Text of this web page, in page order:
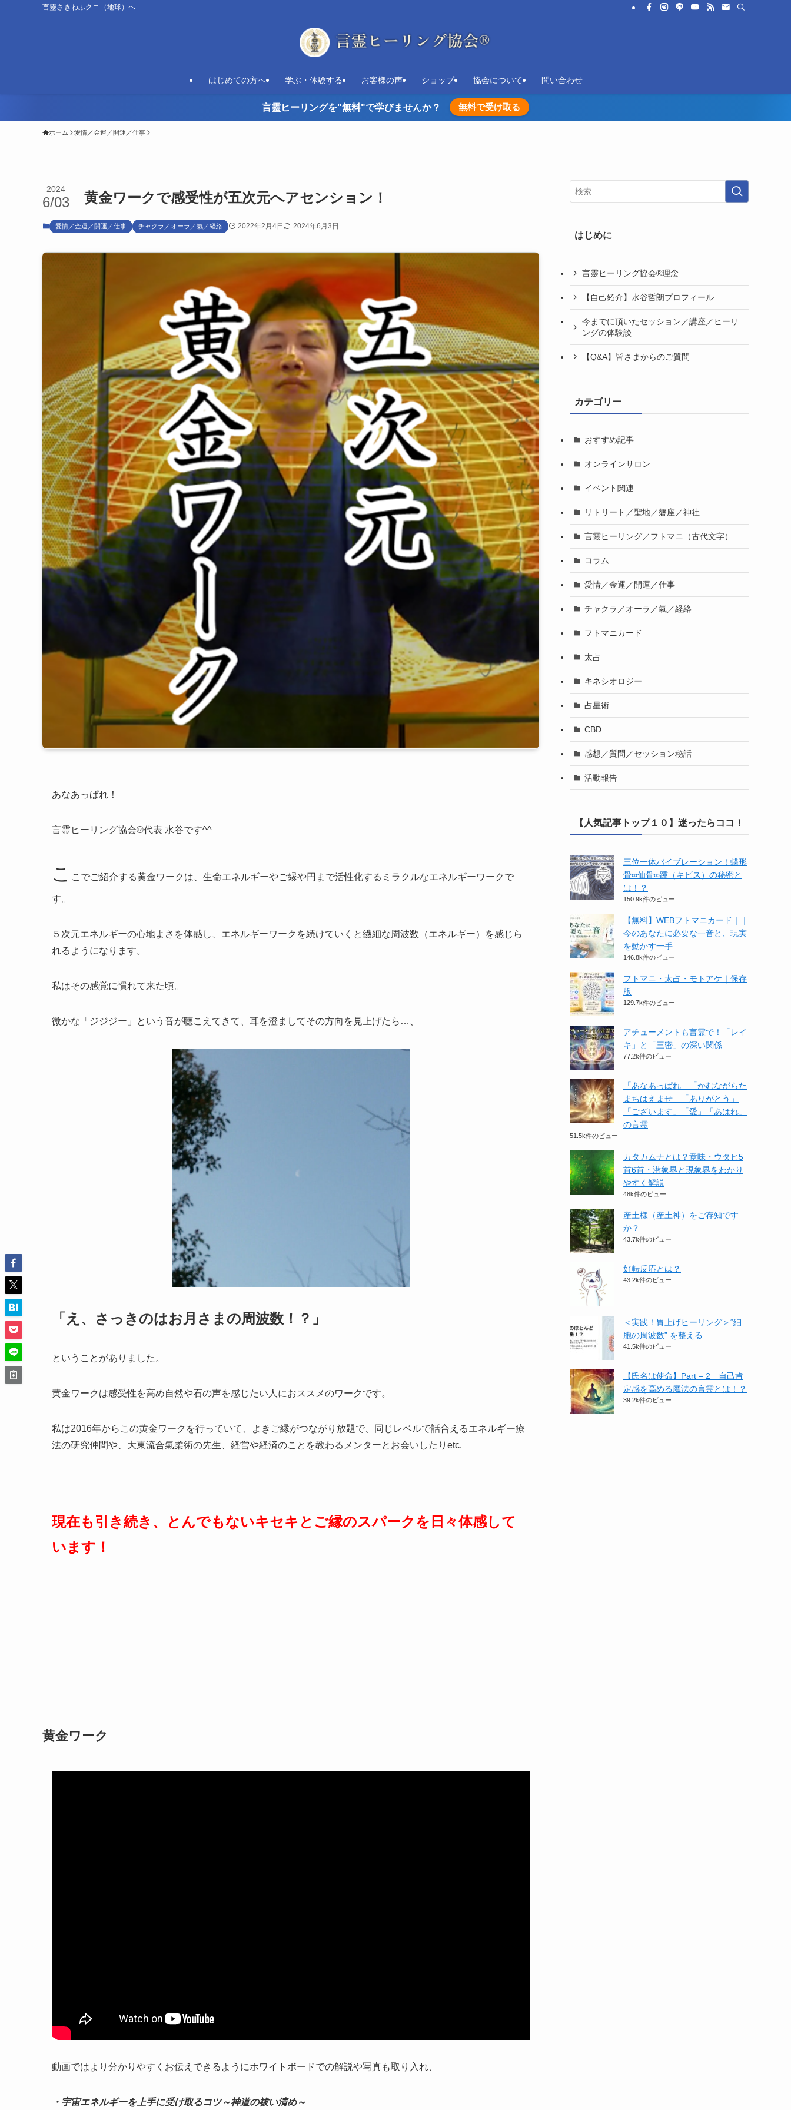
言靈さきわふクニ（地球）へ
はじめての方へ 学ぶ・体験する お客様の声 ショップ 協会について 問い合わせ
言靈ヒーリングを"無料"で学びませんか？ 無料で受け取る
ホーム 愛情／金運／開運／仕事
黄金ワークで感受性が五次元へアセンション！
2024
6/03
愛情／金運／開運／仕事 チャクラ／オーラ／氣／経絡 2022年2月4日 2024年6月3日
あなあっぱれ！
言霊ヒーリング協会®代表 水谷です^^
こ こでご紹介する黄金ワークは、生命エネルギーやご縁や円まで活性化するミラクルなエネルギーワークで
す。
５次元エネルギーの心地よさを体感し、エネルギーワークを続けていくと繊細な周波数（エネルギー）を感じら
れるようになります。
私はその感覚に慣れて来た頃。
微かな「ジジジー」という音が聴こえてきて、耳を澄ましてその方向を見上げたら…、
「え、さっきのはお月さまの周波数！？」
ということがありました。
黄金ワークは感受性を高め自然や石の声を感じたい人におススメのワークです。
私は2016年からこの黄金ワークを行っていて、よきご縁がつながり放題で、同じレベルで話合えるエネルギー療
法の研究仲間や、大東流合氣柔術の先生、経営や経済のことを教わるメンターとお会いしたりetc.
現在も引き続き、とんでもないキセキと ご縁のスパークを日々体感して
います！
黄金ワーク
動画ではより分かりやすくお伝えできるようにホワイトボードでの解説や写真も取り入れ、
・宇宙エネルギーを上手に受け取るコツ～神道の祓い清め～
はじめに
言靈ヒーリング協会®理念
【自己紹介】水谷哲朗プロフィール
今までに頂いたセッション／講座／ヒーリ
ングの体験談
【Q&A】皆さまからのご質問
カテゴリー
おすすめ記事
オンラインサロン
イベント関連
リトリート／聖地／磐座／神社
言靈ヒーリング／フトマニ（古代文字）
コラム
愛情／金運／開運／仕事
チャクラ／オーラ／氣／経絡
フトマニカード
太占
キネシオロジー
占星術
CBD
感想／質問／セッション秘話
活動報告
【人気記事トップ１０】迷ったらココ！
三位一体バイブレーション！蝶形
骨∞仙骨∞踵（キビス）の秘密と
は！？
150.9k件のビュー
【無料】WEBフトマニカード｜｜
今のあなたに必要な一音と、現実
を動かす一手
146.8k件のビュー
フトマニ・太占・モトアケ｜保存
版
129.7k件のビュー
アチューメントも言霊で！「レイ
キ」と「三密」の深い関係
77.2k件のビュー
「あなあっぱれ」「かむながらた
まちはえませ」「ありがとう」
「ございます」「愛」「あはれ」
の言霊
51.5k件のビュー
カタカムナとは？意味・ウタヒ5
首6首・潜象界と現象界をわかり
やすく解説
48k件のビュー
産土様（産土神）をご存知です
か？
43.7k件のビュー
好転反応とは？
43.2k件のビュー
＜実践！胃上げヒーリング＞​“細
胞の周波数” を整える
41.5k件のビュー
【氏名は使命】Part – 2 自己肯
定感を高める魔法の言霊とは！？
39.2k件のビュー